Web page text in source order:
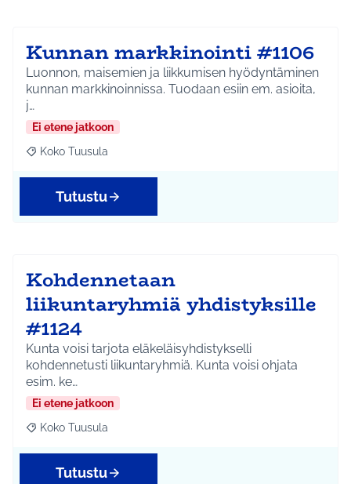
Kunnan markkinointi #1106
Luonnon, maisemien ja liikkumisen hyödyntäminen
kunnan markkinoinnissa. Tuodaan esiin em. asioita,
j…
Ei etene jatkoon
Rajaa tulokset aihepiirin mukaan: Koko Tuusula
Koko Tuusula
Tutustu
Kohdennetaan
liikuntaryhmiä yhdistyksille
#1124
Kunta voisi tarjota eläkeläisyhdistykselli
kohdennetusti liikuntaryhmiä. Kunta voisi ohjata
esim. ke…
Ei etene jatkoon
Rajaa tulokset aihepiirin mukaan: Koko Tuusula
Koko Tuusula
Tutustu